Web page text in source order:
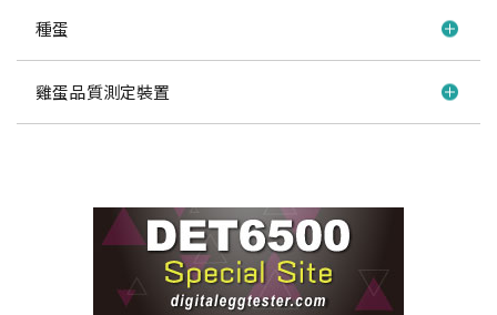
種蛋
雞蛋品質測定裝置